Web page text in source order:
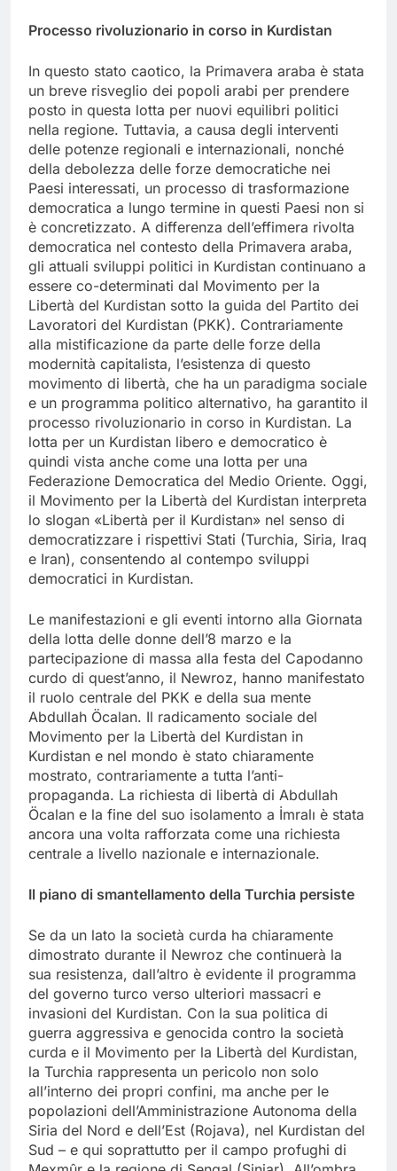
Processo rivoluzionario in corso in Kurdistan
In questo stato caotico, la Primavera araba è stata
un breve risveglio dei popoli arabi per prendere
posto in questa lotta per nuovi equilibri politici
nella regione. Tuttavia, a causa degli interventi
delle potenze regionali e internazionali, nonché
della debolezza delle forze democratiche nei
Paesi interessati, un processo di trasformazione
democratica a lungo termine in questi Paesi non si
è concretizzato. A differenza dell’effimera rivolta
democratica nel contesto della Primavera araba,
gli attuali sviluppi politici in Kurdistan continuano a
essere co-determinati dal Movimento per la
Libertà del Kurdistan sotto la guida del Partito dei
Lavoratori del Kurdistan (PKK). Contrariamente
alla mistificazione da parte delle forze della
modernità capitalista, l’esistenza di questo
movimento di libertà, che ha un paradigma sociale
e un programma politico alternativo, ha garantito il
processo rivoluzionario in corso in Kurdistan. La
lotta per un Kurdistan libero e democratico è
quindi vista anche come una lotta per una
Federazione Democratica del Medio Oriente. Oggi,
il Movimento per la Libertà del Kurdistan interpreta
lo slogan «Libertà per il Kurdistan» nel senso di
democratizzare i rispettivi Stati (Turchia, Siria, Iraq
e Iran), consentendo al contempo sviluppi
democratici in Kurdistan.
Le manifestazioni e gli eventi intorno alla Giornata
della lotta delle donne dell’8 marzo e la
partecipazione di massa alla festa del Capodanno
curdo di quest’anno, il Newroz, hanno manifestato
il ruolo centrale del PKK e della sua mente
Abdullah Öcalan. Il radicamento sociale del
Movimento per la Libertà del Kurdistan in
Kurdistan e nel mondo è stato chiaramente
mostrato, contrariamente a tutta l’anti-
propaganda. La richiesta di libertà di Abdullah
Öcalan e la fine del suo isolamento a İmralı è stata
ancora una volta rafforzata come una richiesta
centrale a livello nazionale e internazionale.
Il piano di smantellamento della Turchia persiste
Se da un lato la società curda ha chiaramente
dimostrato durante il Newroz che continuerà la
sua resistenza, dall’altro è evidente il programma
del governo turco verso ulteriori massacri e
invasioni del Kurdistan. Con la sua politica di
guerra aggressiva e genocida contro la società
curda e il Movimento per la Libertà del Kurdistan,
la Turchia rappresenta un pericolo non solo
all’interno dei propri confini, ma anche per le
popolazioni dell’Amministrazione Autonoma della
Siria del Nord e dell’Est (Rojava), nel Kurdistan del
Sud – e qui soprattutto per il campo profughi di